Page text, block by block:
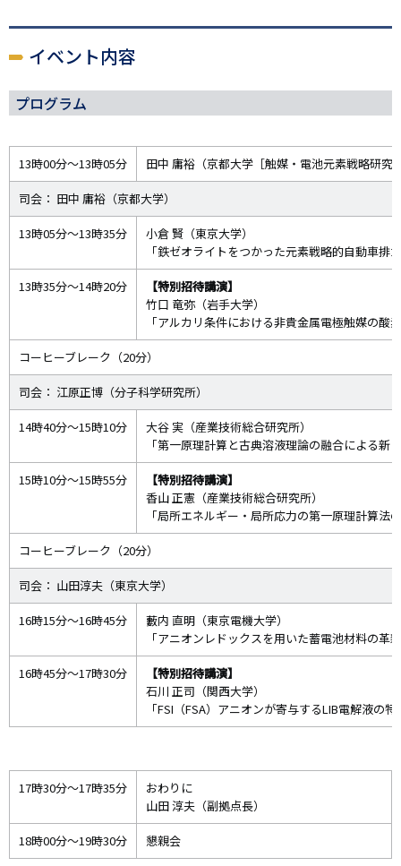
イベント内容
プログラム
13時00分～13時05分 田中 庸裕（京都大学［触媒・電池元素戦略研究
司会： 田中 庸裕（京都大学）
13時05分～13時35分
小倉 賢（東京大学）
「鉄ゼオライトをつかった元素戦略的自動車排
13時35分～14時20分
【特別招待講演】
竹口 竜弥（岩手大学）
「アルカリ条件における非貴金属電極触媒の酸
コーヒーブレーク（20分）
司会： 江原正博（分子科学研究所）
14時40分～15時10分
大谷 実（産業技術総合研究所）
「第一原理計算と古典溶液理論の融合による新
15時10分～15時55分
【特別招待講演】
香山 正憲（産業技術総合研究所）
「局所エネルギー・局所応力の第一原理計算法
コーヒーブレーク（20分）
司会： 山田淳夫（東京大学）
16時15分～16時45分
藪内 直明（東京電機大学）
「アニオンレドックスを用いた蓄電池材料の革
16時45分～17時30分
【特別招待講演】
石川 正司（関西大学）
「FSI（FSA）アニオンが寄与するLIB電解液の
17時30分～17時35分
おわりに
山田 淳夫（副拠点長）
18時00分～19時30分 懇親会